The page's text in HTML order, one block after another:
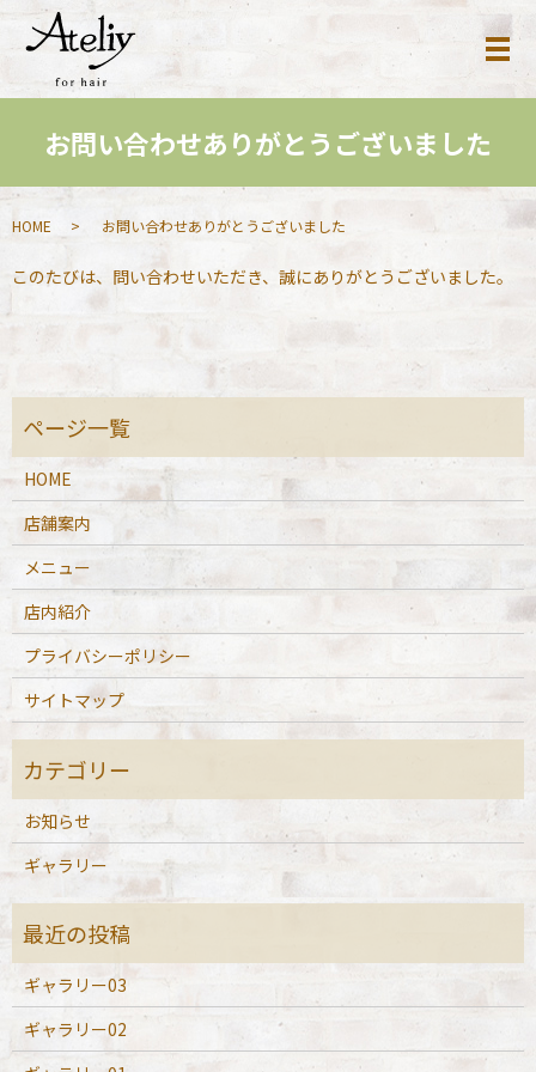
お問い合わせありがとうございました
HOME お問い合わせありがとうございました
このたびは、問い合わせいただき、誠にありがとうございました。
HOME
店舗案内
メニュー
店内紹介
プライバシーポリシー
サイトマップ
お知らせ
ギャラリー
ギャラリー03
ギャラリー02